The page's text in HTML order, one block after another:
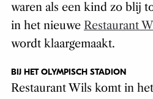
waren als een kind zo blij
in het nieuwe Restaurant
wordt klaargemaakt.
BIJ HET OLYMPISCH STADION
Restaurant Wils komt in het